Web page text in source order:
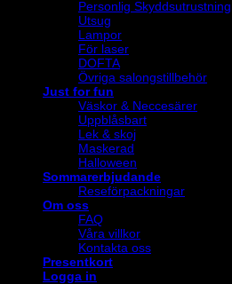
Personlig Skyddsutrustning
Utsug
Lampor
För laser
DOFTA
Övriga salongstillbehör
Just for fun
Väskor & Neccesärer
Uppblåsbart
Lek & skoj
Maskerad
Halloween
Sommarerbjudande
Reseförpackningar
Om oss
FAQ
Våra villkor
Kontakta oss
Presentkort
Logga in